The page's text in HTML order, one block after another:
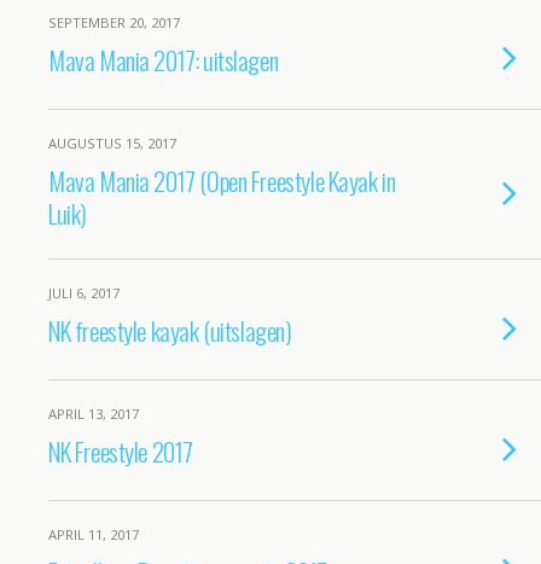
SEPTEMBER 20, 2017
Mava Mania 2017: uitslagen
AUGUSTUS 15, 2017
Mava Mania 2017 (Open Freestyle Kayak in
Luik)
JULI 6, 2017
NK freestyle kayak (uitslagen)
APRIL 13, 2017
NK Freestyle 2017
APRIL 11, 2017